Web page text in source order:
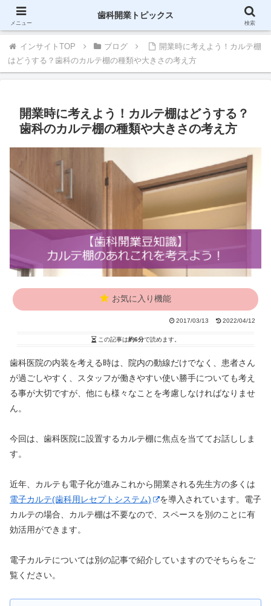
歯科に関する情報をブログで配信-インサイト
インサイトTOP ブログ
開業時に考えよう！カルテ棚
はどうする？歯科のカルテ棚の種類や大きさの考え方
開業時に考えよう！カルテ棚はどうする？
歯科のカルテ棚の種類や大きさの考え方
お気に入り機能
2017/03/13 2022/04/12
この記事は約6分で読めます。
歯科医院の内装を考える時は、院内の動線だけでなく、患者さん
が過ごしやすく、スタッフが働きやすい使い勝手についても考え
る事が大切ですが、他にも様々なことを考慮しなければなりませ
ん。
今回は、歯科医院に設置するカルテ棚に焦点を当ててお話ししま
す。
近年、カルテも電子化が進みこれから開業される先生方の多くは
電子カルテ(歯科用レセプトシステム)
を導入されています。電子
カルテの場合、カルテ棚は不要なので、スペースを別のことに有
効活用ができます。
電子カルテについては別の記事で紹介していますのでそちらをご
覧ください。
メニュー
歯科開業トピックス
検索